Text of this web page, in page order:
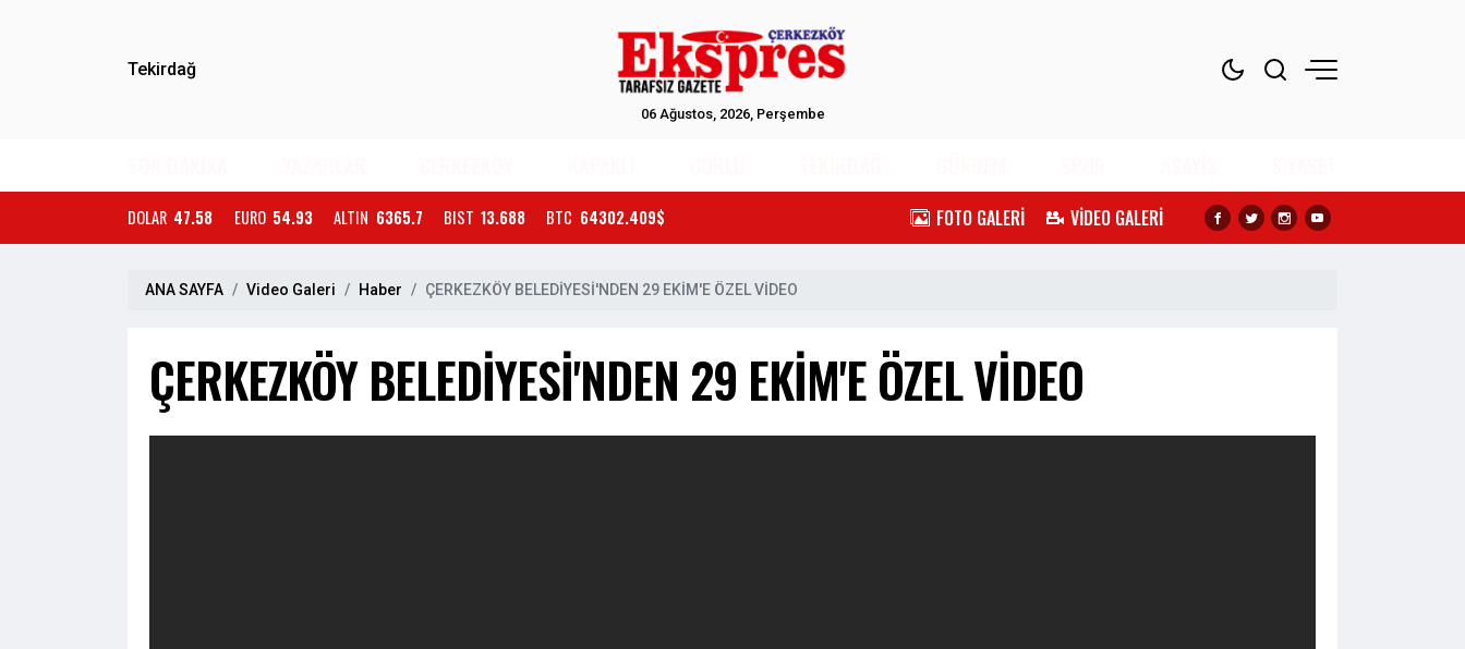
Tekirdağ
06 Ağustos, 2026, Perşembe
DOLAR 47.58 EURO 54.93 ALTIN 6365.7 BIST 13.688 BTC 64302.409$ FOTO GALERİ VİDEO GALERİ
ANA SAYFA Video Galeri Haber ÇERKEZKÖY BELEDİYESİ'NDEN 29 EKİM'E ÖZEL VİDEO
ÇERKEZKÖY BELEDİYESİ'NDEN 29 EKİM'E ÖZEL VİDEO